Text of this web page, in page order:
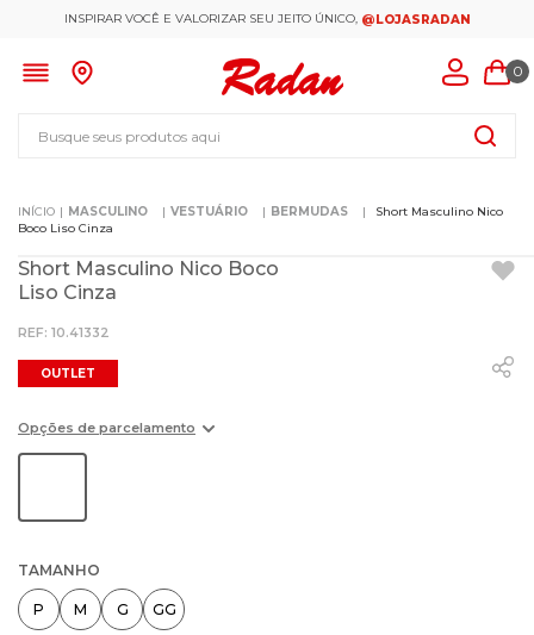
INSPIRAR VOCÊ E VALORIZAR SEU JEITO ÚNICO, @LOJASRADAN
0
MASCULINO VESTUÁRIO BERMUDAS
Short Masculino Nico
Boco Liso Cinza
Short Masculino Nico Boco
Liso Cinza
: 10.41332
OUTLET
Opções de parcelamento
TAMANHO
P M G GG